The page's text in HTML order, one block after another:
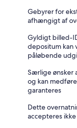
Gebyrer for
afhængigt af
Gyldigt billed-
depositum
påløbende
Særlige ønsker
og kan
garanteres
Dette
accepteres ikke